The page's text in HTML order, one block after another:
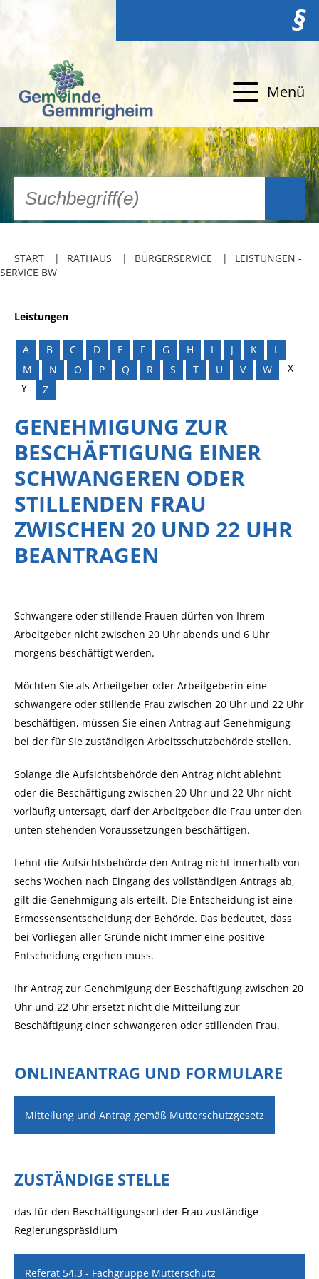
§
Menü
START RATHAUS BÜRGERSERVICE
LEISTUNGEN -
SERVICE BW
Leistungen
A B C D E F G H I J K
L
M
N O P Q R S T U V W
X
Y
Z
GENEHMIGUNG ZUR
BESCHÄFTIGUNG EINER
SCHWANGEREN ODER
STILLENDEN FRAU
ZWISCHEN 20 UND 22 UHR
BEANTRAGEN
Schwangere oder stillende Frauen dürfen von Ihrem
Arbeitgeber nicht zwischen 20 Uhr abends und 6 Uhr
morgens beschäftigt werden.
Möchten Sie als Arbeitgeber oder Arbeitgeberin eine
schwangere oder stillende Frau zwischen 20 Uhr und 22 Uhr
beschäftigen, müssen Sie einen Antrag auf Genehmigung
bei der für Sie zuständigen Arbeitsschutzbehörde stellen.
Solange die Aufsichtsbehörde den Antrag nicht ablehnt
oder die Beschäftigung zwischen 20 Uhr und 22 Uhr nicht
vorläufig untersagt, darf der Arbeitgeber die Frau unter den
unten stehenden Voraussetzungen beschäftigen.
Lehnt die Aufsichtsbehörde den Antrag nicht innerhalb von
sechs Wochen nach Eingang des vollständigen Antrags ab,
gilt die Genehmigung als erteilt. Die Entscheidung ist eine
Ermessensentscheidung der Behörde. Das bedeutet, dass
bei Vorliegen aller Gründe nicht immer eine positive
Entscheidung ergehen muss.
Ihr Antrag zur Genehmigung der Beschäftigung zwischen 20
Uhr und 22 Uhr ersetzt nicht die Mitteilung zur
Beschäftigung einer schwangeren oder stillenden Frau.
ONLINEANTRAG UND FORMULARE
Mitteilung und Antrag gemäß Mutterschutzgesetz
ZUSTÄNDIGE STELLE
das für den Beschäftigungsort der Frau zuständige
Regierungspräsidium
Referat 54.3 - Fachgruppe Mutterschutz